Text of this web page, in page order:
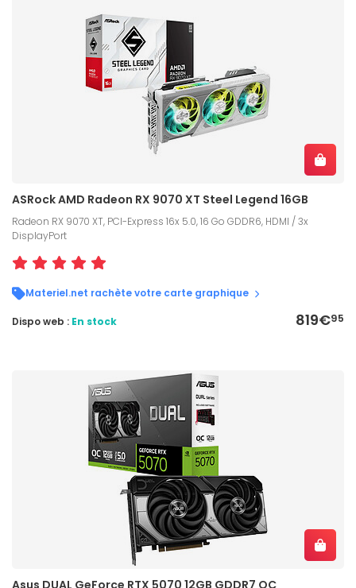
ASRock AMD Radeon RX 9070 XT Steel Legend 16GB
Radeon RX 9070 XT, PCI-Express 16x 5.0, 16 Go GDDR6, HDMI / 3x
DisplayPort
Materiel.net rachète votre carte graphique
819€95
Dispo web : En stock
Asus DUAL GeForce RTX 5070 12GB GDDR7 OC